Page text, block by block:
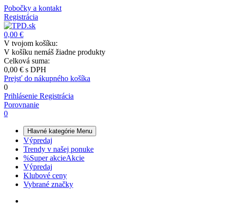
Pobočky a kontakt
Registrácia
0,00 €
V tvojom košíku:
V košíku nemáš žiadne produkty
Celková suma:
0,00 € s DPH
Prejsť do nákupného košíka
0
Prihlásenie Registrácia
Porovnanie
0
Hlavné kategórie Menu
Výpredaj
Trendy v našej ponuke
%Super akcieAkcie
Výpredaj
Klubové ceny
Vybrané značky